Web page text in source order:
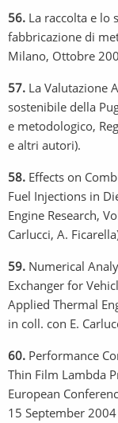
56. La raccolta e
fabbricazione di
Milano, Ottobre
57. La Valutazione
sostenibile della
e metodologico,
e altri autori).
58. Effects on
Fuel Injections in
Engine Research,
Carlucci, A.
59. Numerical
Exchanger for
Applied Thermal
in coll. con E.
60. Performance
Thin Film Lambda
European
15 September